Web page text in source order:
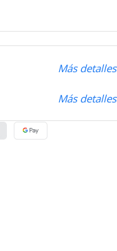
Más detalles
Más detalles